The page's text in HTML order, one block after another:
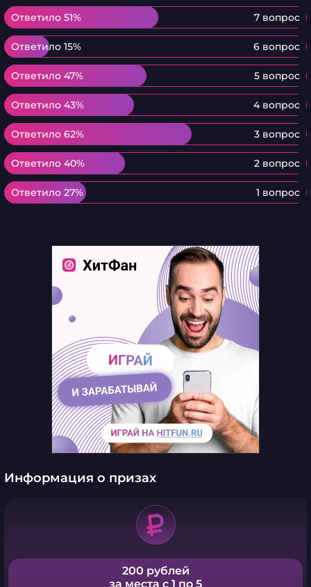
Ответило 51% 7 вопрос
Ответило 51%
Ответило 15% 6 вопрос
Ответило 15%
Ответило 47% 5 вопрос
Ответило 47%
Ответило 43% 4 вопрос
Ответило 43%
Ответило 62% 3 вопрос
Ответило 62%
Ответило 40% 2 вопрос
Ответило 40%
Ответило 27% 1 вопрос
Ответило 27%
Информация о призах
200 рублей
за места с 1 по 5